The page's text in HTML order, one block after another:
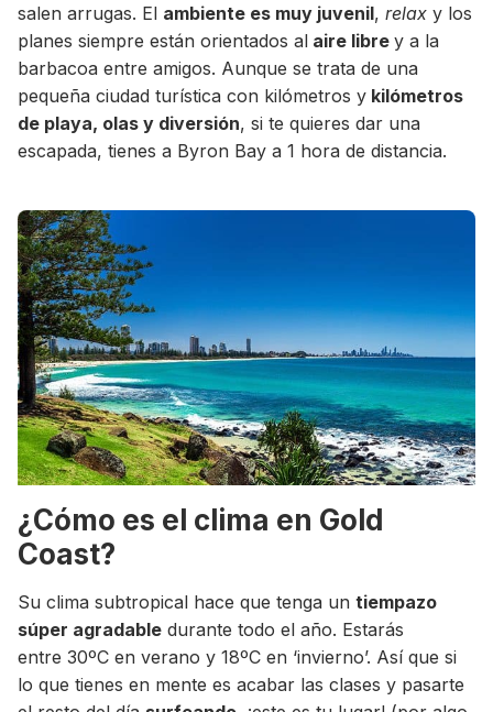
+30 Summer English for Professionals en
Melbourne
salen arrugas. El ambiente es muy juvenil, relax y los
planes siempre están orientados al aire libre y a la
barbacoa entre amigos. Aunque se trata de una
pequeña ciudad turística con kilómetros y kilómetros
de playa, olas y diversión, si te quieres dar una
escapada, tienes a Byron Bay a 1 hora de distancia.
¿Cómo es el clima en Gold
Coast?
Su clima subtropical hace que tenga un tiempazo
súper agradable durante todo el año. Estarás
entre 30ºC en verano y 18ºC en ‘invierno’. Así que si
lo que tienes en mente es acabar las clases y pasarte